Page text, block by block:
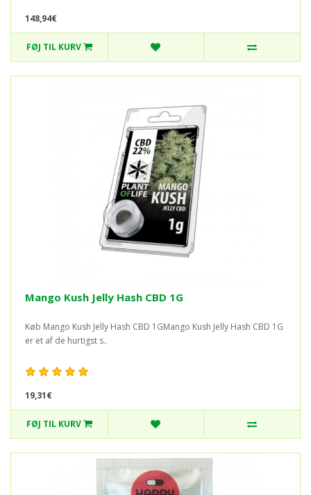
148,94€
FØJ TIL KURV
Mango Kush Jelly Hash CBD 1G
Køb Mango Kush Jelly Hash CBD 1GMango Kush Jelly Hash CBD 1G
er et af de hurtigst s..
19,31€
FØJ TIL KURV